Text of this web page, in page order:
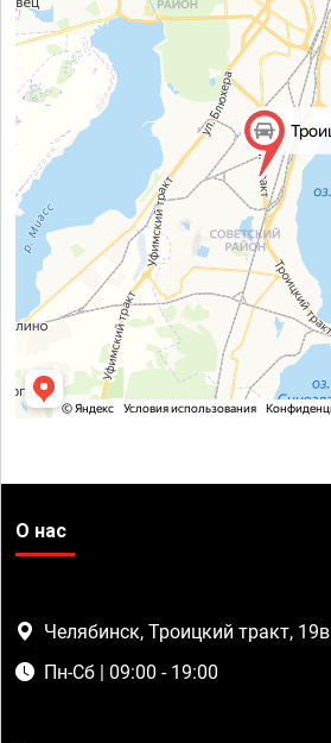
О нас
Челябинск, Троицкий тракт, 19в
Пн-Сб | 09:00 - 19:00